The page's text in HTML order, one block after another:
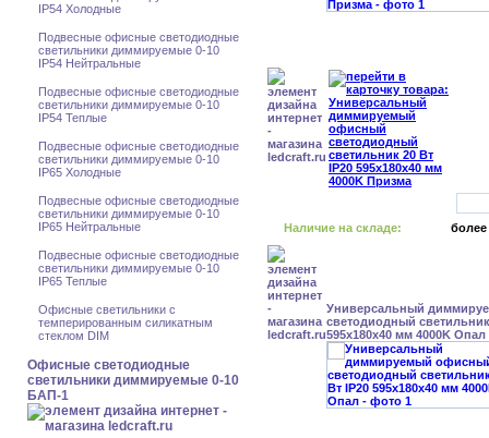
IP54 Холодные
Подвесные офисные светодиодные
светильники диммируемые 0-10
IP54 Нейтральные
Подвесные офисные светодиодные
светильники диммируемые 0-10
IP54 Теплые
Подвесные офисные светодиодные
светильники диммируемые 0-10
IP65 Холодные
Подвесные офисные светодиодные
светильники диммируемые 0-10
IP65 Нейтральные
Подвесные офисные светодиодные
светильники диммируемые 0-10
IP65 Теплые
Офисные светильники с
темперированным силикатным
стеклом DIM
Офисные светодиодные
светильники диммируемые 0-10
БАП-1
Наличие на складе: более
Универсальный
светодиодный
595x180x40 мм 4000K Опал